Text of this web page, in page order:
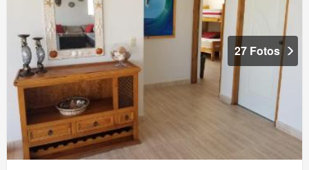
27 Fotos